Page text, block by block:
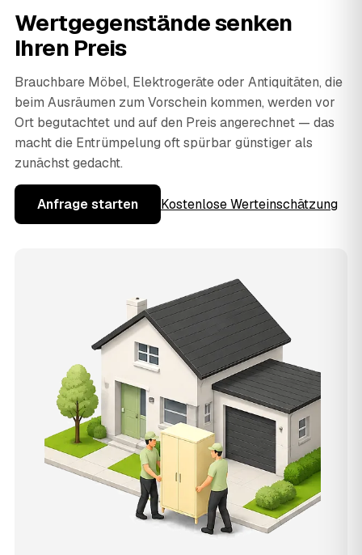
Wertgegenstände senken
Ihren Preis
Brauchbare Möbel, Elektrogeräte oder Antiquitäten, die
beim Ausräumen zum Vorschein kommen, werden vor
Ort begutachtet und auf den Preis angerechnet — das
macht die Entrümpelung oft spürbar günstiger als
zunächst gedacht.
Anfrage starten Kostenlose Werteinschätzung